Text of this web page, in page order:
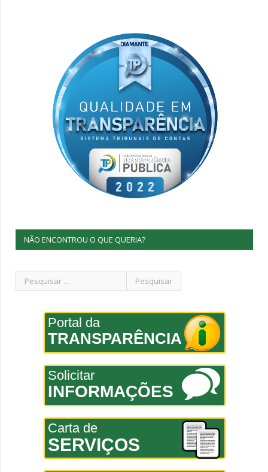
NÃO ENCONTROU O QUE QUERIA?
Portal da
TRANSPARÊNCIA
Solicitar
INFORMAÇÕES
Carta de
SERVIÇOS